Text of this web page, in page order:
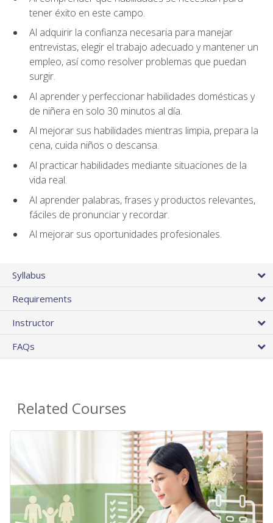
tener éxito en este campo.
Al adquirir la confianza necesaria para manejar
entrevistas, elegir el trabajo adecuado y mantener un
empleo, así como resolver problemas que puedan
surgir.
Al aprender y perfeccionar habilidades domésticas y
de niñera en solo 30 minutos al día.
Al mejorar sus habilidades mientras limpia, prepara la
cena, cuida niños o descansa.
Al practicar habilidades mediante situaciones de la
vida real.
Al aprender palabras, frases y productos relevantes,
fáciles de pronunciar y recordar.
Al mejorar sus oportunidades profesionales.
Syllabus
Requirements
Instructor
FAQs
Related Courses